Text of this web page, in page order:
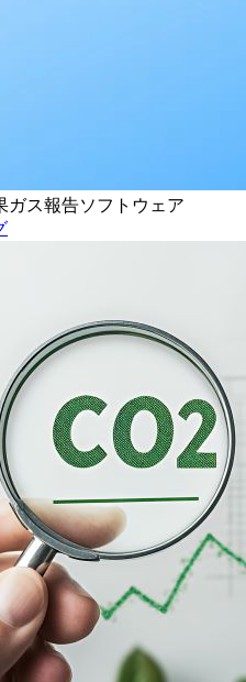
ガス報告ソフトウェア